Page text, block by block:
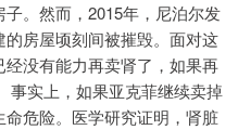
。然而，2015年，尼泊尔发
房屋顷刻间被摧毁。面对这
没有能力再卖肾了，如果再
事实上，如果亚克菲继续卖掉
危险。医学研究证明，肾脏